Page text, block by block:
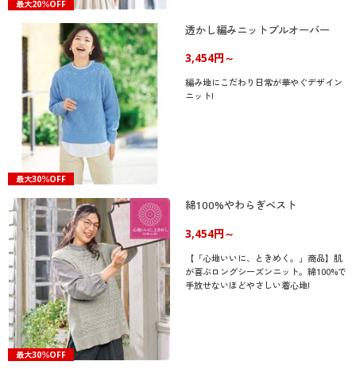
最大20％OFF
最大30％OFF
透かし編みニットプルオーバー
3,454円～
編み地にこだわり日常が華やぐデザイン
ニット!
最大30％OFF
綿100%やわらぎベスト
3,454円～
【「心地いいに、ときめく。」商品】肌
が喜ぶロングシーズンニット。綿100%で
手放せないほどやさしい着心地!